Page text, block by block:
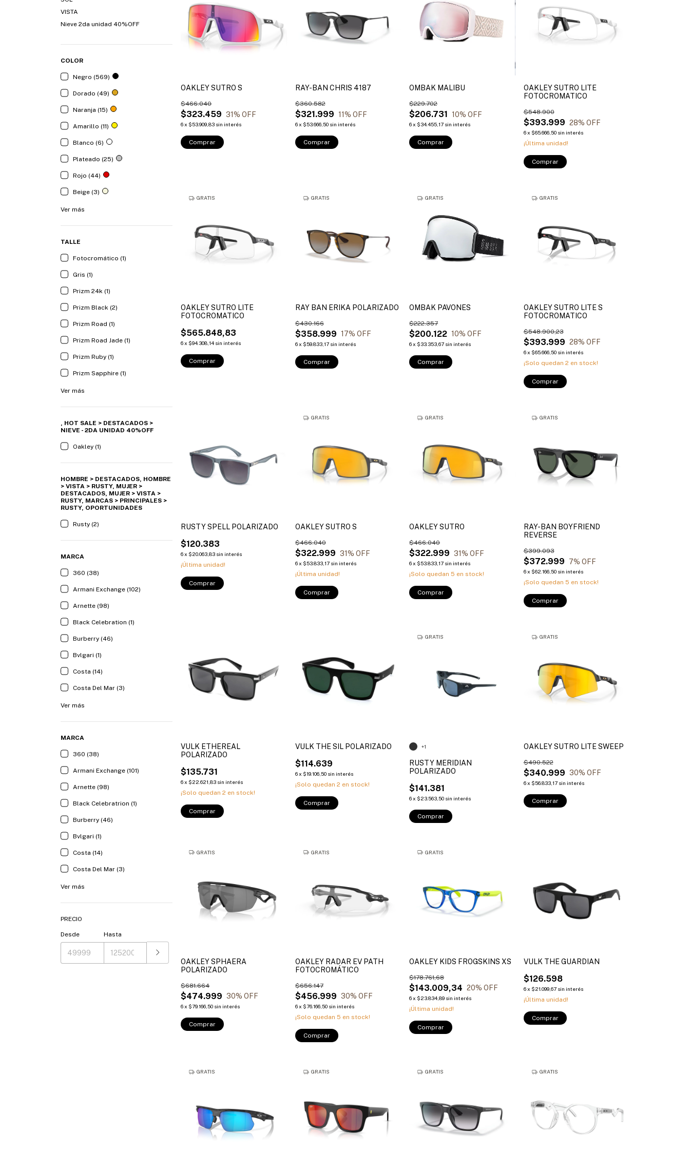
VISTA
Nieve 2da unidad 40%OFF
COLOR
Negro (569)
Dorado (49)
Naranja (15)
Amarillo (11)
Blanco (6)
Plateado (25)
Rojo (44)
Beige (3)
Ver más
TALLE
Fotocromático (1)
Gris (1)
Prizm 24k (1)
Prizm Black (2)
Prizm Road (1)
Prizm Road Jade (1)
Prizm Ruby (1)
Prizm Sapphire (1)
Ver más
, HOT SALE > DESTACADOS >
NIEVE - 2DA UNIDAD 40%OFF
Oakley (1)
HOMBRE > DESTACADOS, HOMBRE
> VISTA > RUSTY, MUJER >
DESTACADOS, MUJER > VISTA >
RUSTY, MARCAS > PRINCIPALES >
RUSTY, OPORTUNIDADES
Rusty (2)
MARCA
360 (38)
Armani Exchange (102)
Arnette (98)
Black Celebration (1)
Burberry (46)
Bvlgari (1)
Costa (14)
Costa Del Mar (3)
Ver más
MARCA
360 (38)
Armani Exchange (101)
Arnette (98)
Black Celebratrion (1)
Burberry (46)
Bvlgari (1)
Costa (14)
Costa Del Mar (3)
Ver más
PRECIO
Desde Hasta
OAKLEY SUTRO S
$323.459
$466.040
31% OFF
6x $53.909,83 sin interés
Comprar
RAY-BAN CHRIS 4187
$321.999
$360.582
11% OFF
6x $53.666,50 sin interés
Comprar
OMBAK MALIBU
$206.731
$229.702
10% OFF
6x $34.455,17 sin interés
Comprar
OAKLEY SUTRO LITE
FOTOCROMATICO
$393.999
$548.900
28% OFF
6 x $65.666,50 sin interés
¡Última unidad!
Comprar
GRATIS
OAKLEY SUTRO LITE
FOTOCROMATICO
$565.848,83
6x $94.308,14 sin interés
Comprar
GRATIS
RAY BAN ERIKA POLARIZADO
$358.999
$430.166
17% OFF
6x $59.833,17 sin interés
Comprar
GRATIS
OMBAK PAVONES
$200.122
$222.357
10% OFF
6x $33.353,67 sin interés
Comprar
GRATIS
OAKLEY SUTRO LITE S
FOTOCROMATICO
$393.999
$548.900,23
28% OFF
6 x $65.666,50 sin interés
¡Solo quedan 2 en stock!
Comprar
RUSTY SPELL POLARIZADO
$120.383
6x $20.063,83 sin interés
¡Última unidad!
Comprar
GRATIS
OAKLEY SUTRO S
$322.999
$466.040
31% OFF
6x $53.833,17 sin interés
¡Última unidad!
Comprar
GRATIS
OAKLEY SUTRO
$322.999
$466.040
31% OFF
6x $53.833,17 sin interés
¡Solo quedan5 en stock!
Comprar
GRATIS
RAY-BAN BOYFRIEND
REVERSE
$372.999
$399.093
7% OFF
6 x $62.166,50 sin interés
¡Solo quedan 5 en stock!
Comprar
VULK ETHEREAL
POLARIZADO
$135.731
6x $22.621,83 sin interés
¡Solo quedan2 en stock!
Comprar
VULK THE SIL POLARIZADO
$114.639
6x $19.106,50 sin interés
¡Solo quedan 2 en stock!
Comprar
GRATIS
RUSTY MERIDIAN
POLARIZADO
$141.381
6x $23.563,50 sin interés
+1
Comprar
GRATIS
OAKLEY SUTRO LITE SWEEP
$340.999
$490.522
30% OFF
6 x $56.833,17 sin interés
Comprar
GRATIS
OAKLEY SPHAERA
POLARIZADO
$474.999
$681.664
30% OFF
6x $79.166,50 sin interés
Comprar
GRATIS
OAKLEY RADAR EV PATH
FOTOCROMÁTICO
$456.999
$656.147
30% OFF
6x $76.166,50 sin interés
¡Solo quedan 5 en stock!
Comprar
GRATIS
OAKLEY KIDS FROGSKINS XS
$143.009,34
$178.761,68
20% OFF
6x $23.834,89 sin interés
¡Última unidad!
Comprar
VULK THE GUARDIAN
$126.598
6 x $21.099,67 sin interés
¡Última unidad!
Comprar
GRATIS GRATIS GRATIS GRATIS